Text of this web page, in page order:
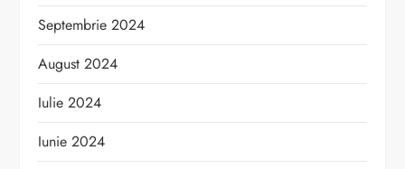
Septembrie 2024
August 2024
Iulie 2024
Iunie 2024